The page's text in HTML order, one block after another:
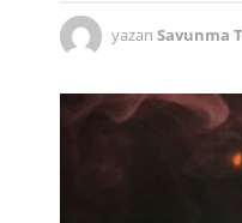
yazan Savunma